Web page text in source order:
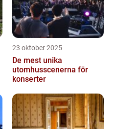
23 oktober 2025
De mest unika
utomhusscenerna för
konserter